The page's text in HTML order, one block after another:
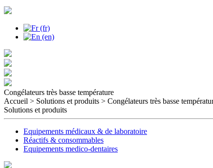
Congélateurs très basse température
Accueil > Solutions et produits > Congélateurs très basse
Solutions et produits
Equipements médicaux & de laboratoire
Réactifs & consommables
Equipements medico-dentaires